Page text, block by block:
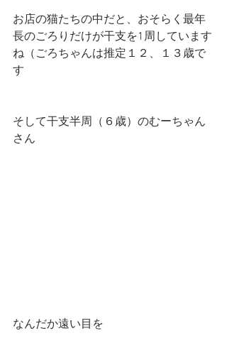
お店の猫たちの中だと、おそらく最年
長のごろりだけが干支を1周しています
ね（ごろちゃんは推定１２、１３歳で
す
そして干支半周（６歳）のむーちゃん
さん
なんだか遠い目を